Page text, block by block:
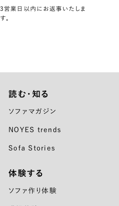
3営業日以内にお返事いたしま
す。
読む・知る
ソファマガジン
NOYES trends
Sofa Stories
体験する
ソファ作り体験